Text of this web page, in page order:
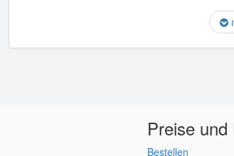
Preise und
Bestellen